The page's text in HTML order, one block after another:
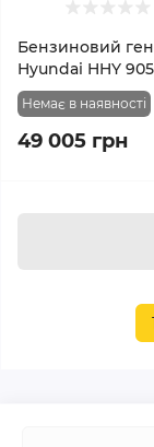
Бензиновий
Hyundai HHY
Немає в наявності
49 005 грн